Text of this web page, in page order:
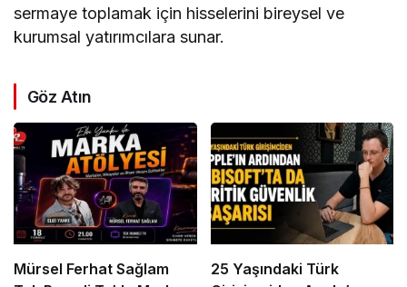
sermaye toplamak için hisselerini bireysel ve
kurumsal yatırımcılara sunar.
Göz Atın
Mürsel Ferhat Sağlam
25 Yaşındaki Türk